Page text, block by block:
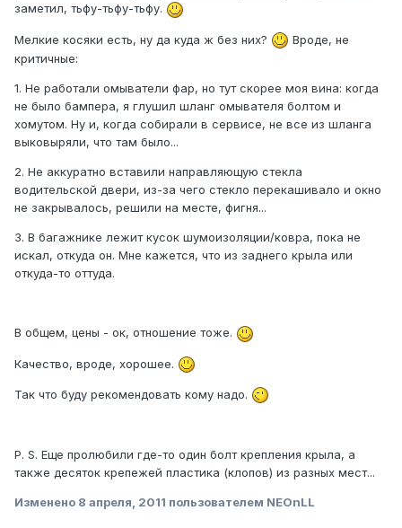
заметил, тьфу-тьфу-тьфу.
Мелкие косяки есть, ну да куда ж без них?
Вроде, не
критичные:
1. Не работали омыватели фар, но тут скорее моя вина: когда
не было бампера, я глушил шланг омывателя болтом и
хомутом. Ну и, когда собирали в сервисе, не все из шланга
выковыряли, что там было...
2. Не аккуратно вставили направляющую стекла
водительской двери, из-за чего стекло перекашивало и окно
не закрывалось, решили на месте, фигня...
3. В багажнике лежит кусок шумоизоляции/ковра, пока не
искал, откуда он. Мне кажется, что из заднего крыла или
откуда-то оттуда.
В общем, цены - ок, отношение тоже.
Качество, вроде, хорошее.
Так что буду рекомендовать кому надо.
P. S. Еще пролюбили где-то один болт крепления крыла, а
также десяток крепежей пластика (клопов) из разных мест...
Изменено 8 апреля, 2011 пользователем NEOnLL